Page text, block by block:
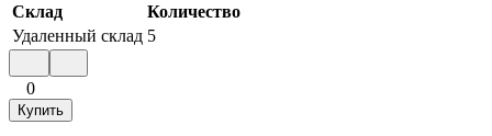
Склад
Количество
Удаленный склад 5
0
Купить